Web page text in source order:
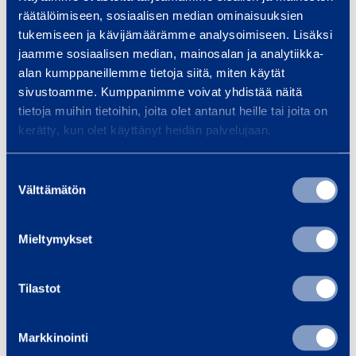
räätälöimiseen, sosiaalisen median ominaisuuksien
tukemiseen ja kävijämäärämme analysoimiseen. Lisäksi
jaamme sosiaalisen median, mainosalan ja analytiikka-
alan kumppaneillemme tietoja siitä, miten käytät
sivustoamme. Kumppanimme voivat yhdistää näitä
tietoja muihin tietoihin, joita olet antanut heille tai joita on
kerätty, kun olet käyttänyt heidän palvelujaan.
valinta
Välttämätön
Mieltymykset
Tilastot
Markkinointi
Säkerhet
Dokument